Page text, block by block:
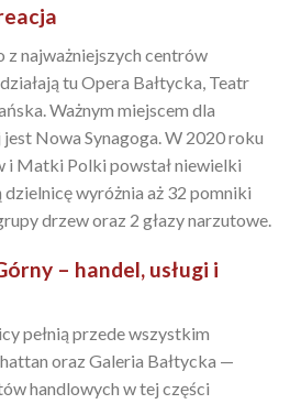
z najważniejszych centrów
tu Opera Bałtycka, Teatr
Ważnym miejscem dla
Nowa Synagoga. W 2020 roku
i Matki Polki powstał niewielki
dzielnicę wyróżnia aż 32 pomniki
drzew oraz 2 głazy narzutowe.
– handel, usługi i
pełnią przede wszystkim
oraz Galeria Bałtycka —
handlowych w tej części